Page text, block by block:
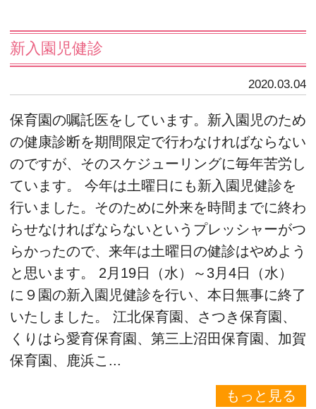
新入園児健診
2020.03.04
保育園の嘱託医をしています。新入園児のため
の健康診断を期間限定で行わなければならない
のですが、そのスケジューリングに毎年苦労し
ています。 今年は土曜日にも新入園児健診を
行いました。そのために外来を時間までに終わ
らせなければならないというプレッシャーがつ
らかったので、来年は土曜日の健診はやめよう
と思います。 2月19日（水）～3月4日（水）
に９園の新入園児健診を行い、本日無事に終了
いたしました。 江北保育園、さつき保育園、
くりはら愛育保育園、第三上沼田保育園、加賀
保育園、鹿浜こ...
もっと見る